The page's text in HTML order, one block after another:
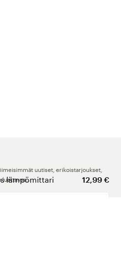
lämpömittari 12,99 €
uutiset, erikoistarjoukset,
luettavaa.